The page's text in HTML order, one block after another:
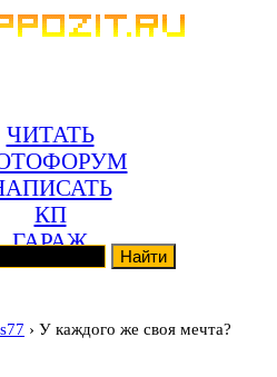
ЧИТАТЬ
КП
ГАРАЖ
› У каждого же своя мечта?